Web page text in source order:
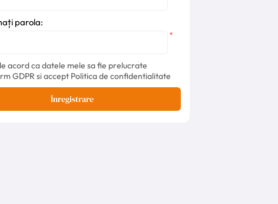
parola:
*
acord ca datele mele sa fie prelucrate
GDPR si accept Politica de confidentialitate
Înregistrare